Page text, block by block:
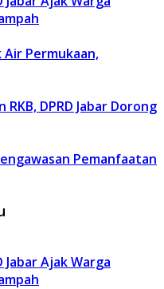
Air Permukaan,
DPRD Jabar Dorong
Pemanfaatan
Ajak Warga